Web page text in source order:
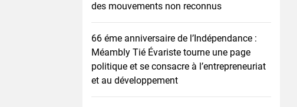
des mouvements non reconnus
66 éme anniversaire de l’Indépendance :
Méambly Tié Évariste tourne une page
politique et se consacre à l’entrepreneuriat
et au développement